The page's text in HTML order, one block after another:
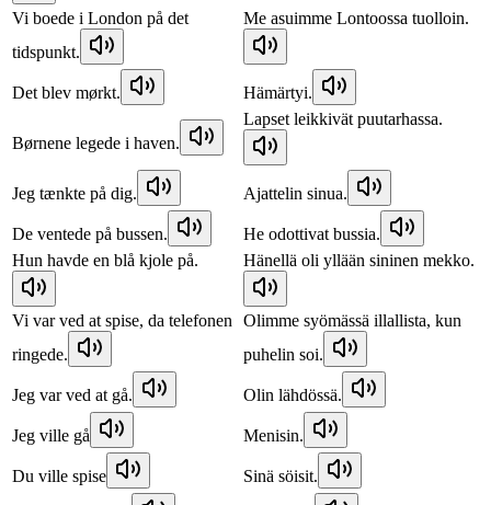
Vi boede i London på det
tidspunkt.
Me asuimme Lontoossa tuolloin.
Det blev mørkt. Hämärtyi.
Børnene legede i haven.
Lapset leikkivät puutarhassa.
Jeg tænkte på dig. Ajattelin sinua.
De ventede på bussen.
He odottivat bussia.
Hun havde en blå kjole på.
Hänellä oli yllään sininen mekko.
Vi var ved at spise, da telefonen
ringede.
Olimme syömässä illallista, kun
puhelin soi.
Jeg var ved at gå. Olin lähdössä.
Jeg ville gå Menisin.
Du ville spise Sinä söisit.